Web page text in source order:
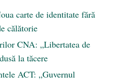
carte de identitate fără
călătorie
CNA: „Libertatea de
la tăcere
ACT: „Guvernul